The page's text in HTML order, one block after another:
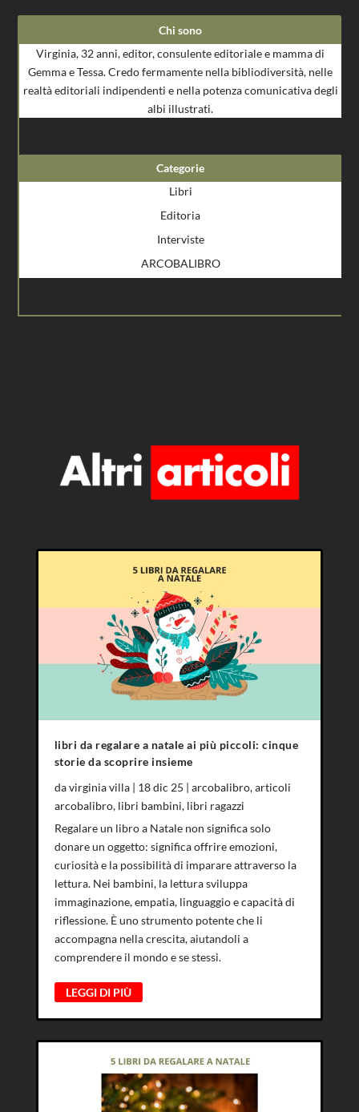
Chi sono
Virginia, 32 anni, editor, consulente editoriale e mamma di
Gemma e Tessa. Credo fermamente nella bibliodiversità, nelle
realtà editoriali indipendenti e nella potenza comunicativa degli
albi illustrati.
Categorie
Libri
Editoria
Interviste
ARCOBALIBRO
libri da regalare a natale ai più piccoli: cinque
storie da scoprire insieme
davirginia villa| 18 dic 25 | arcobalibro,articoli
arcobalibro, libri bambini, libri ragazzi
Regalare un libro a Natale non significa solo
donare un oggetto: significa offrire emozioni,
curiosità e la possibilità di imparare attraverso la
lettura. Nei bambini, la lettura sviluppa
immaginazione, empatia, linguaggio e capacità di
riflessione. È uno strumento potente che li
accompagna nella crescita, aiutandoli a
comprendere il mondo e se stessi.
LEGGI DI PIÙ